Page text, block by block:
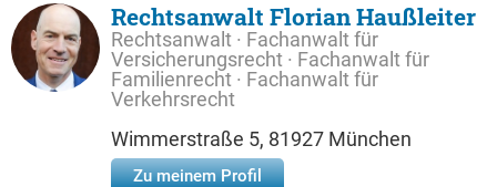
Rechtsanwalt Florian Haußleiter
Rechtsanwalt · Fachanwalt für
Versicherungsrecht · Fachanwalt für
Familienrecht · Fachanwalt für
Verkehrsrecht
Wimmerstraße 5, 81927 München
Zu meinem Profil